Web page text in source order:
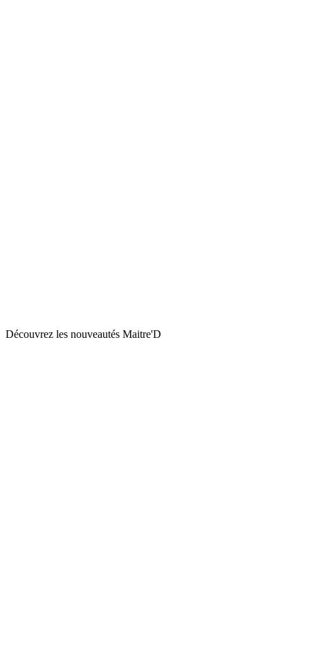
Découvrez les nouveautés Maitre'D